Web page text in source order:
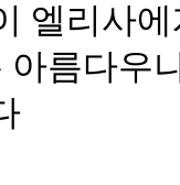
엘리사
아름다우